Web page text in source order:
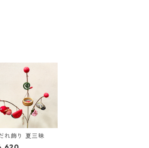
れ飾り 夏三昧